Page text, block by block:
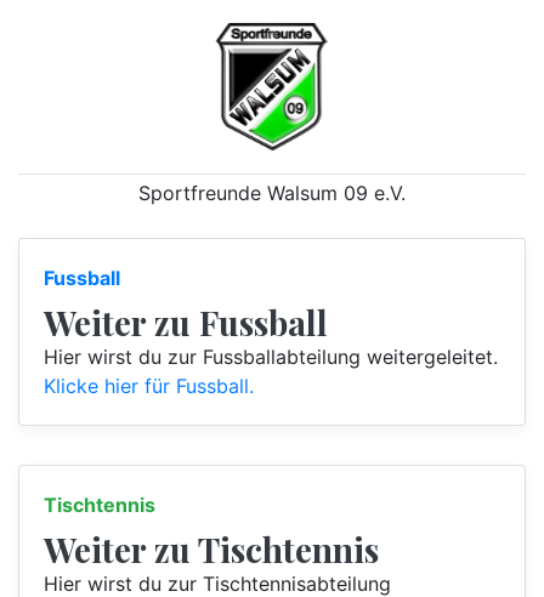
Sportfreunde Walsum 09 e.V.
Fussball
Weiter zu Fussball
Hier wirst du zur Fussballabteilung weitergeleitet.
Klicke hier für Fussball.
Tischtennis
Weiter zu Tischtennis
Hier wirst du zur Tischtennisabteilung